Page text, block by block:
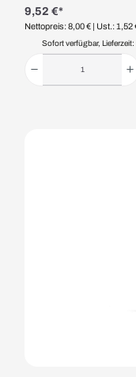
9,52 €*
Nettopreis: 8,00 € | Ust.: 1,52
Sofort verfügbar, Lieferzeit: